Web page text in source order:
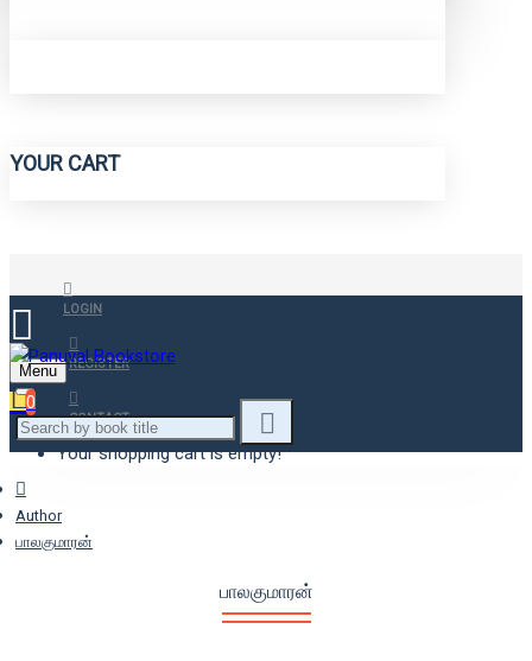
YOUR CART
LOGIN
REGISTER
CONTACT
Menu
0
Your shopping cart is empty!
Author
பாலகுமாரன்
பாலகுமாரன்